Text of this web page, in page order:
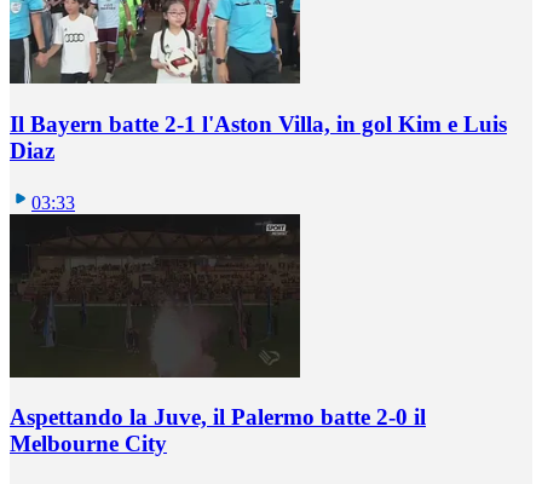
Il Bayern batte 2-1 l'Aston Villa, in gol Kim e Luis
Diaz
03:33
Aspettando la Juve, il Palermo batte 2-0 il
Melbourne City